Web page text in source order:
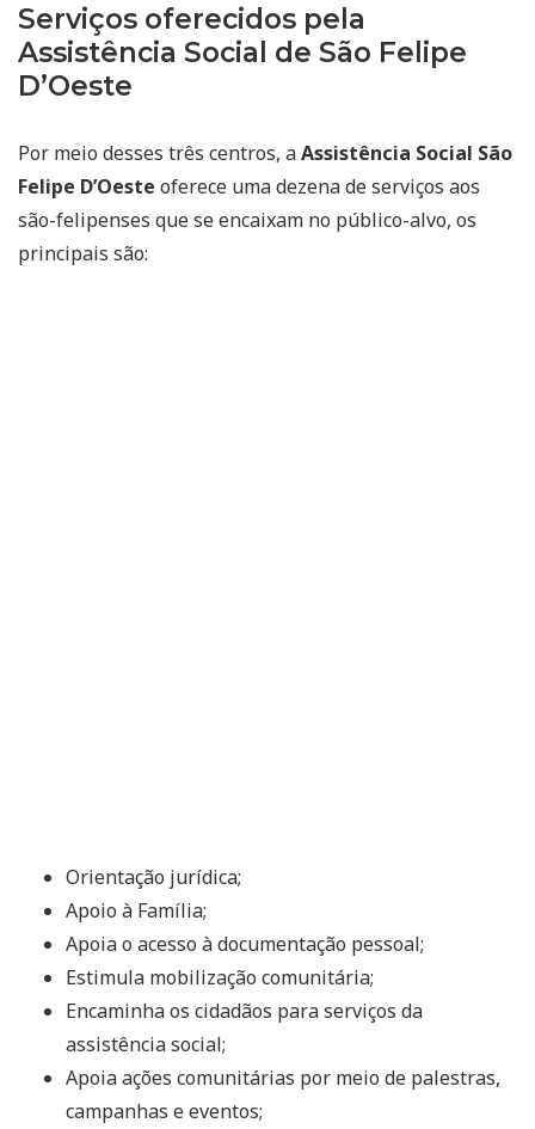
Serviços oferecidos pela
Assistência Social de São Felipe
D’Oeste
Por meio desses três centros, aAssistência Social São
Felipe D’Oeste oferece uma dezena de serviços aos
são-felipenses que se encaixam no público-alvo, os
principais são:
Orientação jurídica;
Apoio à Família;
Apoia o acesso à documentação pessoal;
Estimula mobilização comunitária;
Encaminha os cidadãos para serviços da
assistência social;
Apoia ações comunitárias por meio de palestras,
campanhas e eventos;